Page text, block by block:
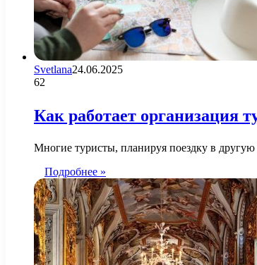
Svetlana24.06.2025
62
Как работает организация
Многие туристы, планируя поездку в
Подробнее »